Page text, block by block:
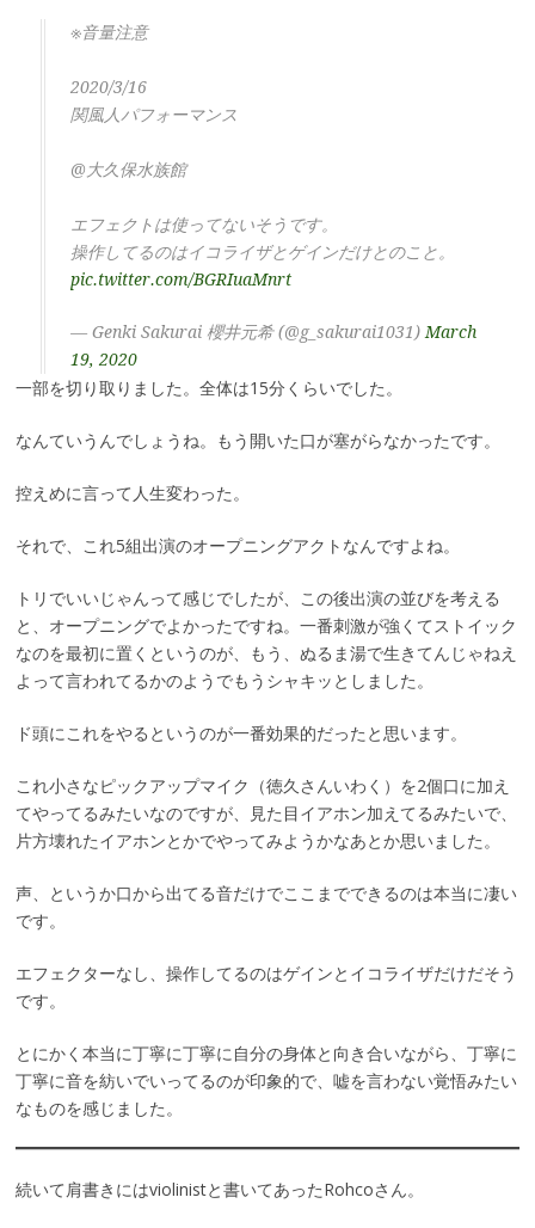
※音量注意
2020/3/16
関風人パフォーマンス
@大久保水族館
エフェクトは使ってないそうです。
操作してるのはイコライザとゲインだけとのこと。
pic.twitter.com/BGRIuaMnrt
— Genki Sakurai 櫻井元希 (@g_sakurai1031) March
19, 2020
一部を切り取りました。全体は15分くらいでした。
なんていうんでしょうね。もう開いた口が塞がらなかったです。
控えめに言って人生変わった。
それで、これ5組出演のオープニングアクトなんですよね。
トリでいいじゃんって感じでしたが、この後出演の並びを考える
と、オープニングでよかったですね。一番刺激が強くてストイック
なのを最初に置くというのが、もう、ぬるま湯で生きてんじゃねえ
よって言われてるかのようでもうシャキッとしました。
ド頭にこれをやるというのが一番効果的だったと思います。
これ小さなピックアップマイク（徳久さんいわく）を2個口に加え
てやってるみたいなのですが、見た目イアホン加えてるみたいで、
片方壊れたイアホンとかでやってみようかなあとか思いました。
声、というか口から出てる音だけでここまでできるのは本当に凄い
です。
エフェクターなし、操作してるのはゲインとイコライザだけだそう
です。
とにかく本当に丁寧に丁寧に自分の身体と向き合いながら、丁寧に
丁寧に音を紡いでいってるのが印象的で、嘘を言わない覚悟みたい
なものを感じました。
続いて肩書きにはviolinistと書いてあったRohcoさん。